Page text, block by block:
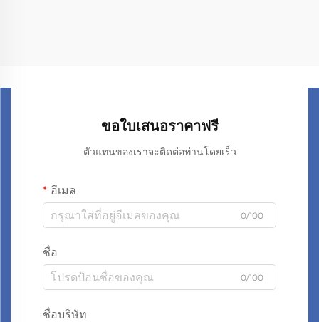
ขอใบเสนอราคาฟรี
ตัวแทนของเราจะติดต่อท่านโดยเร็ว
อีเมล
0/100
ชื่อ
0/100
ชื่อบริษัท